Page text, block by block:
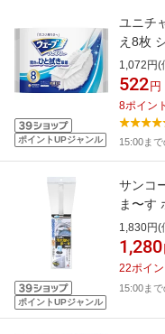
ポイントUPジャンル
ユニチ
え8枚
1,072円(
522 円
8ポイント
15:00ま
ポイントUPジャンル
サンコ
ま〜す
1,830円(
1,280
22ポイン
15:00ま